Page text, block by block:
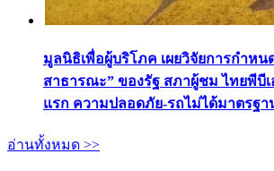
มูลนิธิเพื่อผู้บริโภค เผยวิจัยการกำหน
สาธารณะ” ของรัฐ สภาผู้ชม ไทยพีบี
แรก ความปลอดภัย-รถไม่ได้มาตรฐา
อ่านทั้งหมด >>